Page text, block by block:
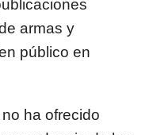
armas y
público en
ha ofrecido